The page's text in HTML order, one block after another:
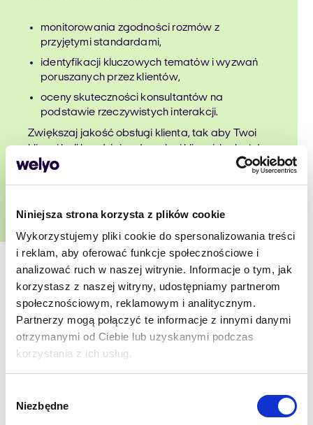
Niniejsza strona korzysta z plików cookie
Wykorzystujemy pliki cookie do spersonalizowania treści
i reklam, aby oferować funkcje społecznościowe i
analizować ruch w naszej witrynie. Informacje o tym, jak
korzystasz z naszej witryny, udostępniamy partnerom
społecznościowym, reklamowym i analitycznym.
Partnerzy mogą połączyć te informacje z innymi danymi
otrzymanymi od Ciebie lub uzyskanymi podczas
korzystania z ich usług.
zgody
Niezbędne
monitorowania zgodności rozmów z
przyjętymi standardami,
identyfikacji kluczowych tematów i wyzwań
poruszanych przez klientów,
oceny skuteczności konsultantów na
podstawie rzeczywistych interakcji.
Zwiększaj jakość obsługi klienta, tak aby Twoi
klienci byli bardziej zadowoleni klienci, bo każdy
kontakt wzmacnia relacje z Twoją marką.